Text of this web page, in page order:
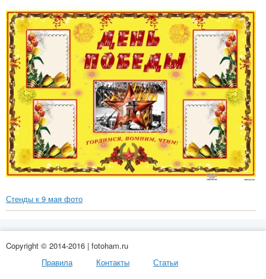
Стенды к 9 мая фото
Copyright © 2014-2016 | fotoham.ru
Правила
Контакты Статьи